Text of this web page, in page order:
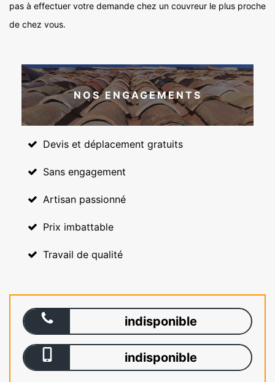
pas à effectuer votre demande chez un couvreur le plus proche
de chez vous.
NOS ENGAGEMENTS
Devis et déplacement gratuits
Sans engagement
Artisan passionné
Prix imbattable
Travail de qualité
indisponible
indisponible